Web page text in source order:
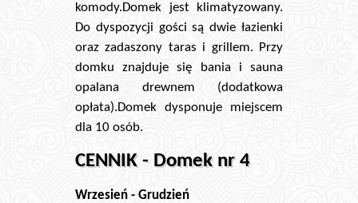
komody.Domek jest klimatyzowany.
Do dyspozycji gości są dwie łazienki
oraz zadaszony taras i grillem. Przy
domku znajduje się bania i sauna
opalana drewnem (dodatkowa
opłata).Domek dysponuje miejscem
dla 10 osób.
CENNIK - Domek nr 4
Wrzesień - Grudzień